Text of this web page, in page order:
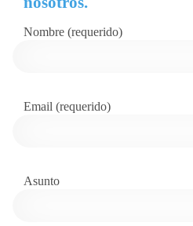
Nombre (requerido)
Email (requerido)
Asunto